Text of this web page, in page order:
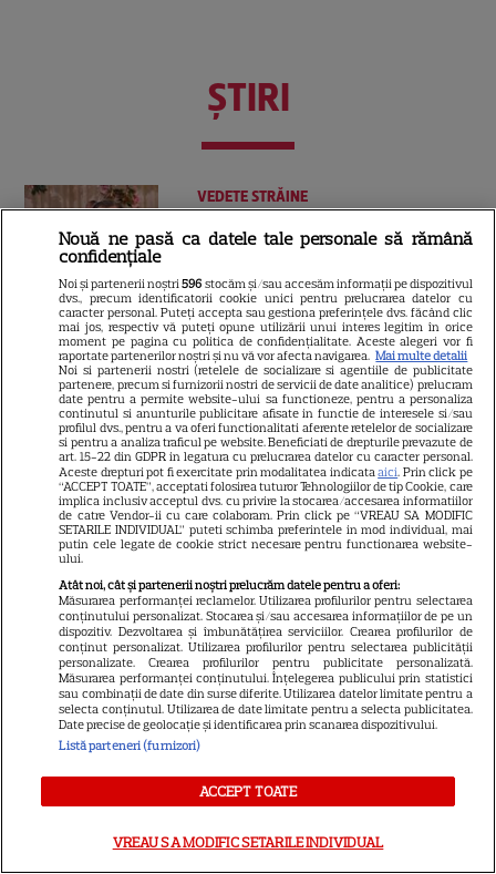
ŞTIRI
VEDETE STRĂINE
Vedetele de la Hollywood care
ce Leonardo DiCaprio și
Charlize Theron au evitat
altarul
7
VEDETE STRĂINE
O mai ții minte pe mama lui
Stifler din „American Pie”?
Jennifer Coolidge, la 64 de ani,
dezvăluie greșeala pe care o
regretă și astăzi
4
VEDETE ROMÂNEŞTI
Cezar Ouatu a devenit tată
pentru prima dată la 46 de ani.
Ce nume deosebit a ales
pentru fetița lui
VEDETE STRĂINE
prânz cu fiica ei, Violet. Cum au
fost surprinse cele două
Nouă ne pasă ca datele tale personale să rămână
confidențiale
Noi și partenerii noștri596 stocăm și/sau accesăm informații pe dispozitivul
dvs., precum identificatorii cookie unici pentru prelucrarea datelor cu
caracter personal. Puteți accepta sau gestiona preferințele dvs. făcând clic
mai jos, respectiv vă puteți opune utilizării unui interes legitim în orice
moment pe pagina cu politica de confidențialitate. Aceste alegeri vor fi
raportate partenerilor noștri și nu vă vor afecta navigarea. Mai multe detalii
Noi si partenerii nostri (retelele de socializare si agentiile de publicitate
partenere, precum si furnizorii nostri de servicii de date analitice) prelucram
date pentru a permite website-ului sa functioneze, pentru a personaliza
continutul si anunturile publicitare afisate in functie de interesele si/sau
profilul dvs., pentru a va oferi functionalitati aferente retelelor de socializare
si pentru a analiza traficul pe website. Beneficiati de drepturile prevazute de
art. 15-22 din GDPR in legatura cu prelucrarea datelor cu caracter personal.
Aceste drepturi pot fi exercitate prin modalitatea indicataaici. Prin click pe
“ACCEPT TOATE”, acceptati folosirea tuturor Tehnologiilor de tip Cookie, care
implica inclusiv acceptul dvs. cu privire la stocarea/accesarea informatiilor
de catre Vendor-ii cu care colaboram. Prin click pe “VREAU SA MODIFIC
SETARILE INDIVIDUAL” puteti schimba preferintele in mod individual, mai
putin cele legate de cookie strict necesare pentru functionarea website-
ului.
Atât noi, cât și partenerii noștri prelucrăm datele pentru a oferi:
Măsurarea performanței reclamelor. Utilizarea profilurilor pentru selectarea
conținutului personalizat. Stocarea și/sau accesarea informațiilor de pe un
dispozitiv. Dezvoltarea și îmbunătățirea serviciilor. Crearea profilurilor de
conținut personalizat. Utilizarea profilurilor pentru selectarea publicității
personalizate. Crearea profilurilor pentru publicitate personalizată.
Măsurarea performanței conținutului. Înțelegerea publicului prin statistici
sau combinații de date din surse diferite. Utilizarea datelor limitate pentru a
selecta conținutul. Utilizarea de date limitate pentru a selecta publicitatea.
Date precise de geolocație și identificarea prin scanarea dispozitivului.
Listă parteneri (furnizori)
ACCEPT TOATE
VREAU SA MODIFIC SETARILE INDIVIDUAL